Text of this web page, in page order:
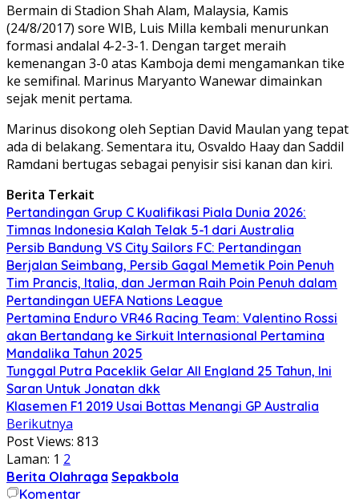
Bermain di Stadion Shah Alam, Malaysia, Kamis
(24/8/2017) sore WIB, Luis Milla kembali menurunkan
formasi andalal 4-2-3-1. Dengan target meraih
kemenangan 3-0 atas Kamboja demi mengamankan tike
ke semifinal. Marinus Maryanto Wanewar dimainkan
sejak menit pertama.
Marinus disokong oleh Septian David Maulan yang tepat
ada di belakang. Sementara itu, Osvaldo Haay dan Saddil
Ramdani bertugas sebagai penyisir sisi kanan dan kiri.
Berita Terkait
Pertandingan Grup C Kualifikasi Piala Dunia 2026:
Timnas Indonesia Kalah Telak 5-1 dari Australia
Persib Bandung VS City Sailors FC: Pertandingan
Berjalan Seimbang, Persib Gagal Memetik Poin Penuh
Tim Prancis, Italia, dan Jerman Raih Poin Penuh dalam
Pertandingan UEFA Nations League
Pertamina Enduro VR46 Racing Team: Valentino Rossi
akan Bertandang ke Sirkuit Internasional Pertamina
Mandalika Tahun 2025
Tunggal Putra Paceklik Gelar All England 25 Tahun, Ini
Saran Untuk Jonatan dkk
Klasemen F1 2019 Usai Bottas Menangi GP Australia
Berikutnya
Post Views: 813
Laman: 1 2
Berita Olahraga Sepakbola
Komentar